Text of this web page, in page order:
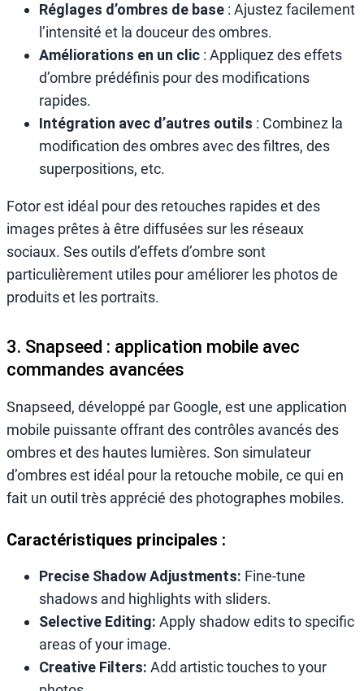
Réglages d’ombres de base : Ajustez facilement
l’intensité et la douceur des ombres.
Améliorations en un clic : Appliquez des effets
d’ombre prédéfinis pour des modifications
rapides.
Intégration avec d’autres outils : Combinez la
modification des ombres avec des filtres, des
superpositions, etc.
Fotor est idéal pour des retouches rapides et des
images prêtes à être diffusées sur les réseaux
sociaux. Ses outils d’effets d’ombre sont
particulièrement utiles pour améliorer les photos de
produits et les portraits.
3. Snapseed : application mobile avec
commandes avancées
Snapseed, développé par Google, est une application
mobile puissante offrant des contrôles avancés des
ombres et des hautes lumières. Son simulateur
d’ombres est idéal pour la retouche mobile, ce qui en
fait un outil très apprécié des photographes mobiles.
Caractéristiques principales :
Precise Shadow Adjustments: Fine-tune
shadows and highlights with sliders.
Selective Editing: Apply shadow edits to specific
areas of your image.
Creative Filters: Add artistic touches to your